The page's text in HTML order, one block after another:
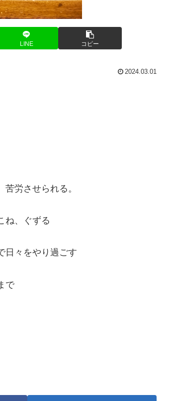
LINE コピー
2024.03.01
労させられる。
ね、ぐずる
日々をやり過ごす
で